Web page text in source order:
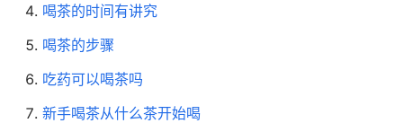
喝茶的时间有讲究
喝茶的步骤
吃药可以喝茶吗
新手喝茶从什么茶开始喝